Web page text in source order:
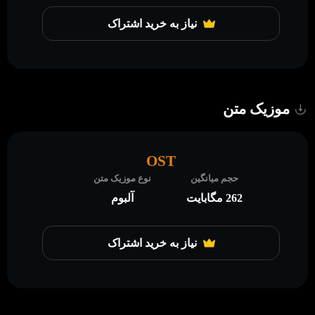
نیاز به خرید اشتراک
موزیک متن
نیاز به خرید اشتراک
حجم میانگین
262 مگابایت
نوع موزیک متن
آلبوم
OST